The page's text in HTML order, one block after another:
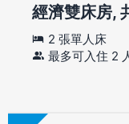
經濟雙床房,
2 張單人床
最多可入住 2